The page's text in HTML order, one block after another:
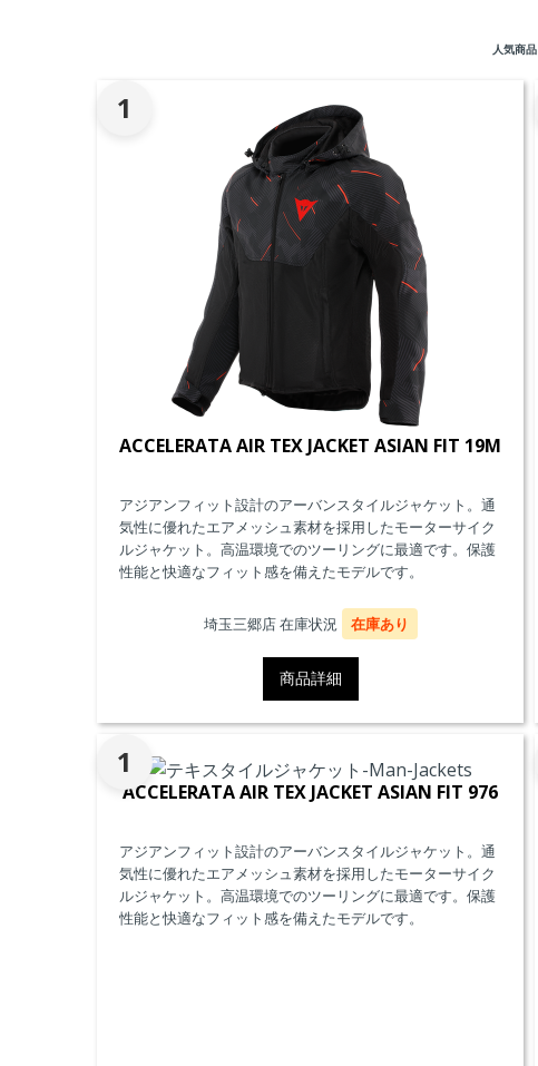
人気商
1
ACCELERATA AIR TEX JACKET ASIAN FIT 19M
アジアンフィット設計のアーバンスタイルジャケット。通
気性に優れたエアメッシュ素材を採用したモーターサイク
ルジャケット。高温環境でのツーリングに最適です。保護
性能と快適なフィット感を備えたモデルです。
埼玉三郷店 在庫状況 在庫あり
商品詳細
1
ACCELERATA AIR TEX JACKET ASIAN FIT 976
アジアンフィット設計のアーバンスタイルジャケット。通
気性に優れたエアメッシュ素材を採用したモーターサイク
ルジャケット。高温環境でのツーリングに最適です。保護
性能と快適なフィット感を備えたモデルです。